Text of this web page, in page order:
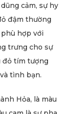
cảm, sự hy
đậm thường
hợp với
trưng cho sự
đỏ tím tượng
tình bạn.
Hỏa, là màu